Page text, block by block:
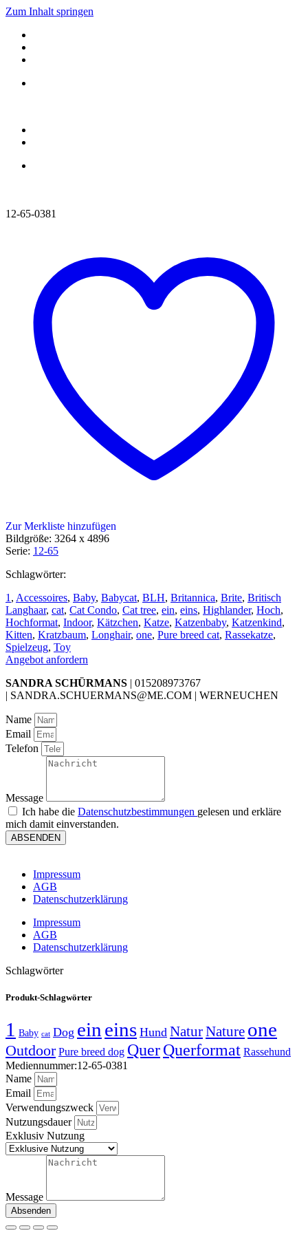
Zum Inhalt springen
12-65-0381
Zur Merkliste hinzufügen
Bildgröße: 3264 x 4896
Serie: 12-65
Schlagwörter:
1 , Accessoires, Baby, Babycat, BLH, Britannica, Brite, Britisch
Langhaar, cat, Cat Condo, Cat tree, ein, eins, Highlander, Hoch,
Hochformat, Indoor, Kätzchen, Katze, Katzenbaby, Katzenkind,
Kitten, Kratzbaum, Longhair, one, Pure breed cat, Rassekatze,
Spielzeug, Toy
Angebot anfordern
SANDRA SCHÜRMANS | 015208973767
| SANDRA.SCHUERMANS@ME.COM | WERNEUCHEN
Name
Email
Telefon
Message
Ich habe die Datenschutzbestimmungen gelesen und erkläre
mich damit einverstanden.
ABSENDEN
Impressum
AGB
Datenschutzerklärung
Impressum
AGB
Datenschutzerklärung
Schlagwörter
Produkt-Schlagwörter
1 Baby cat Dog ein eins Hund NaturNature one
Outdoor Pure breed dog QuerQuerformat Rassehund
Mediennummer:12-65-0381
Name
Email
Verwendungszweck
Nutzungsdauer
Exklusiv Nutzung
Message
Absenden